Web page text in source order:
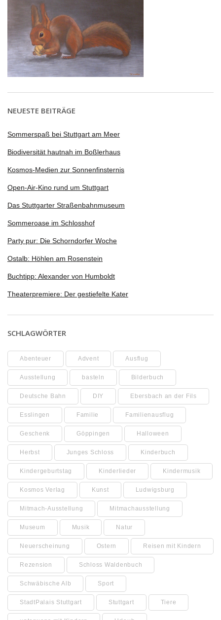
NEUESTE BEITRÄGE
Sommerspaß bei Stuttgart am Meer
Biodiversität hautnah im Boßlerhaus
Kosmos-Medien zur Sonnenfinsternis
Open-Air-Kino rund um Stuttgart
Das Stuttgarter Straßenbahnmuseum
Sommeroase im Schlosshof
Party pur: Die Schorndorfer Woche
Ostalb: Höhlen am Rosenstein
Buchtipp: Alexander von Humboldt
Theaterpremiere: Der gestiefelte Kater
SCHLAGWÖRTER
Abenteuer Advent Ausflug
Ausstellung basteln Bilderbuch
Deutsche Bahn DIY Ebersbach an der Fils
Esslingen Familie Familienausflug
Geschenk Göppingen Halloween
Herbst Junges Schloss Kinderbuch
Kindergeburtstag Kinderlieder Kindermusik
Kosmos Verlag Kunst Ludwigsburg
Mitmach-Ausstellung Mitmachausstellung
Museum Musik Natur
Neuerscheinung Ostern Reisen mit Kindern
Rezension Schloss Waldenbuch
Schwäbische Alb Sport
StadtPalais Stuttgart Stuttgart Tiere